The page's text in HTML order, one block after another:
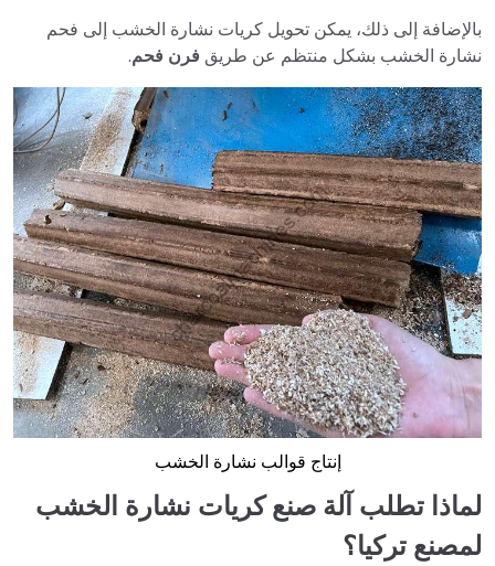
بالإضافة إلى ذلك، يمكن تحويل كريات نشارة الخشب إلى فحم
نشارة الخشب بشكل منتظم عن طريق فرن فحم.
إنتاج قوالب نشارة الخشب
لماذا تطلب آلة صنع كريات نشارة الخشب
لمصنع تركيا؟